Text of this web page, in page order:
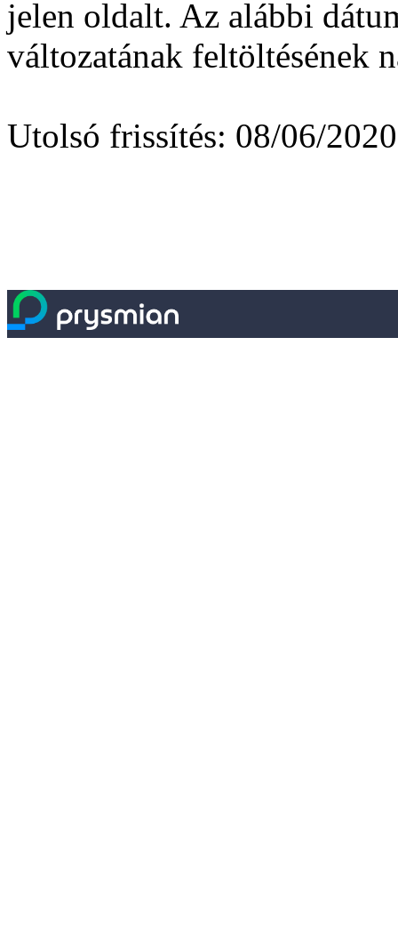
jelen oldalt. Az alábbi
változatának feltöltésének
Utolsó frissítés: 08/06/2020